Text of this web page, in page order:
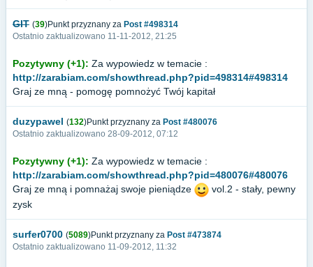
GIT (39)Punkt przyznany za Post #498314
Ostatnio zaktualizowano 11-11-2012, 21:25
Pozytywny (+1): Za wypowiedz w temacie :
http://zarabiam.com/showthread.php?pid=498314#498314
Graj ze mną - pomogę pomnożyć Twój kapitał
duzypawel (132)Punkt przyznany za Post #480076
Ostatnio zaktualizowano 28-09-2012, 07:12
Pozytywny (+1): Za wypowiedz w temacie :
http://zarabiam.com/showthread.php?pid=480076#480076
Graj ze mną i pomnażaj swoje pieniądze
vol.2 - stały, pewny
zysk
surfer0700 (5089)Punkt przyznany za Post #473874
Ostatnio zaktualizowano 11-09-2012, 11:32